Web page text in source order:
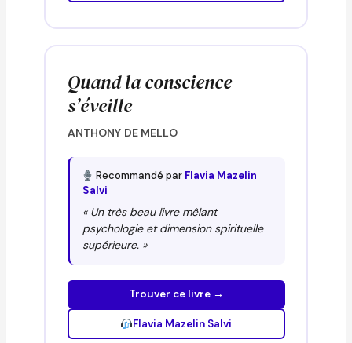
Quand la conscience
s’éveille
ANTHONY DE MELLO
Recommandé par Flavia Mazelin
Salvi
« Un très beau livre mêlant
psychologie et dimension spirituelle
supérieure. »
Trouver ce livre →
Flavia Mazelin Salvi